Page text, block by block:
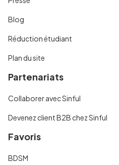
Blog
Réduction étudiant
Plan du site
Partenariats
Collaborer avec Sinful
Devenez client B2B chez Sinful
Favoris
BDSM